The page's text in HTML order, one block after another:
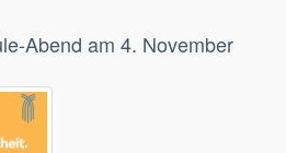
Abend am 4. November